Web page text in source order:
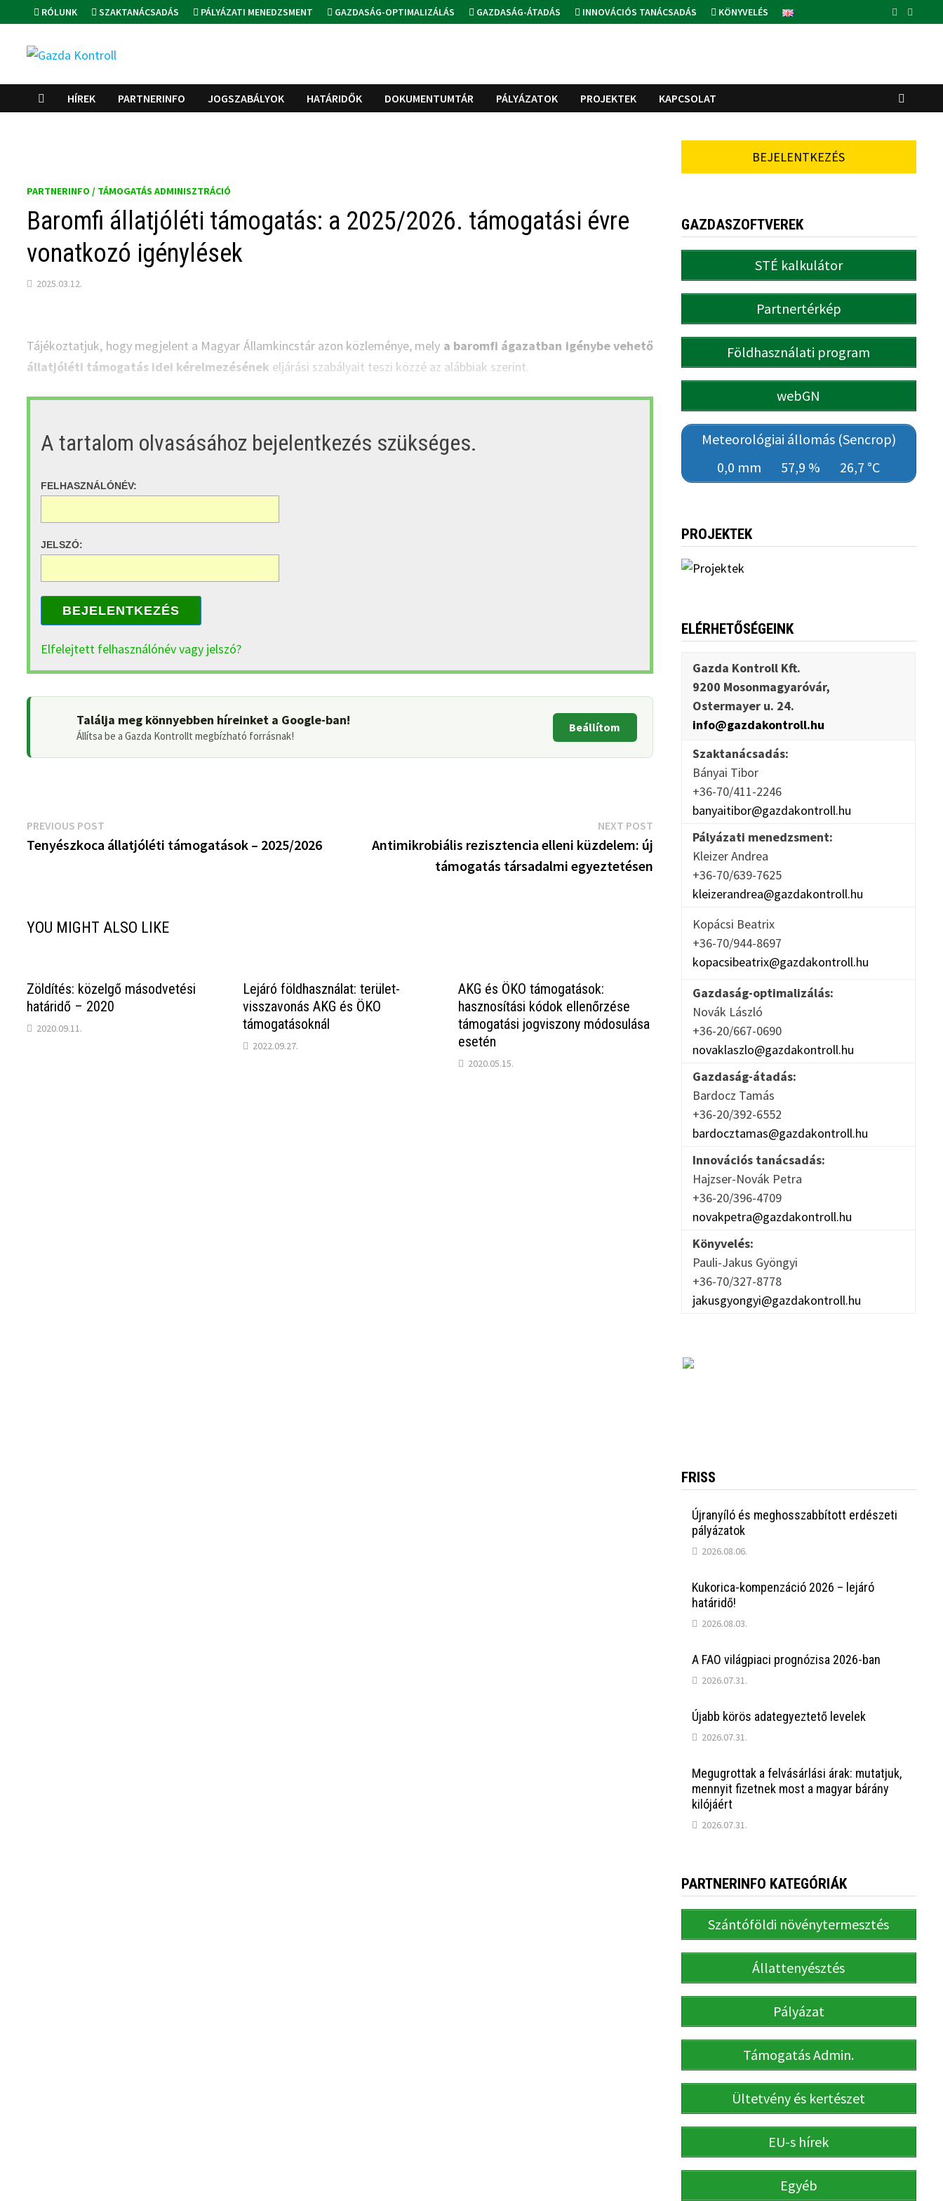
to
content
RÓLUNK SZAKTANÁCSADÁS PÁLYÁZATI MENEDZSMENT GAZDASÁG-OPTIMALIZÁLÁS GAZDASÁG-ÁTADÁS INNOVÁCIÓS TANÁCSADÁS KÖNYVELÉS
HÍREK PARTNERINFO JOGSZABÁLYOK HATÁRIDŐK DOKUMENTUMTÁR PÁLYÁZATOK PROJEKTEK KAPCSOLAT
PARTNERINFO / TÁMOGATÁS ADMINISZTRÁCIÓ
Baromfi állatjóléti támogatás: a 2025/2026. támogatási évre
vonatkozó igénylések
2025.03.12.
Tájékoztatjuk, hogy megjelent a Magyar Államkincstár azon közleménye, mely a baromfi ágazatban igénybe vehető
állatjóléti támogatás idei kérelmezésének eljárási szabályait teszi közzé az alábbiak szerint.
A tartalom olvasásához bejelentkezés szükséges.
FELHASZNÁLÓNÉV:
JELSZÓ:
BEJELENTKEZÉS
Elfelejtett felhasználónév vagy jelszó?
Találja meg könnyebben híreinket a Google-ban!
Állítsa be a Gazda Kontrollt megbízható forrásnak!
Beállítom
Bejegyzés
navigáció
PREVIOUS POST
post:
Tenyészkoca állatjóléti támogatások – 2025/2026
NEXT POSTNext
post:
Antimikrobiális rezisztencia elleni küzdelem: új
támogatás társadalmi egyeztetésen
YOU MIGHT ALSO LIKE
Zöldítés: közelgő másodvetési
határidő – 2020
2020.09.11.
Lejáró földhasználat: terület-
visszavonás AKG és ÖKO
támogatásoknál
2022.09.27.
AKG és ÖKO támogatások:
hasznosítási kódok ellenőrzése
támogatási jogviszony módosulása
esetén
2020.05.15.
BEJELENTKEZÉS
GAZDASZOFTVEREK
STÉ kalkulátor
Partnertérkép
Földhasználati program
webGN
Meteorológiai állomás (Sencrop)
0,0 mm
57,9 % 26,7 °C
PROJEKTEK
ELÉRHETŐSÉGEINK
Gazda Kontroll Kft.
9200 Mosonmagyaróvár,
Ostermayer u. 24.
info@gazdakontroll.hu
Szaktanácsadás:
Bányai Tibor
+36-70/411-2246
banyaitibor@gazdakontroll.hu
Pályázati menedzsment:
Kleizer Andrea
+36-70/639-7625
kleizerandrea@gazdakontroll.hu
Kopácsi Beatrix
+36-70/944-8697
kopacsibeatrix@gazdakontroll.hu
Gazdaság-optimalizálás:
Novák László
+36-20/667-0690
novaklaszlo@gazdakontroll.hu
Gazdaság-átadás:
Bardocz Tamás
+36-20/392-6552
bardocztamas@gazdakontroll.hu
Innovációs tanácsadás:
Hajzser-Novák Petra
+36-20/396-4709
novakpetra@gazdakontroll.hu
Könyvelés:
Pauli-Jakus Gyöngyi
+36-70/327-8778
jakusgyongyi@gazdakontroll.hu
FRISS
Újranyíló és meghosszabbított erdészeti
pályázatok
2026.08.06.
Kukorica-kompenzáció 2026 – lejáró
határidő!
2026.08.03.
A FAO világpiaci prognózisa 2026-ban
2026.07.31.
Újabb körös adategyeztető levelek
2026.07.31.
Megugrottak a felvásárlási árak: mutatjuk,
mennyit fizetnek most a magyar bárány
kilójáért
2026.07.31.
PARTNERINFO KATEGÓRIÁK
Szántóföldi növénytermesztés
Állattenyésztés
Pályázat
Támogatás Admin.
Ültetvény és kertészet
EU-s hírek
Egyéb